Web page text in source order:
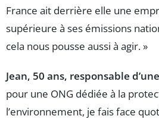
France ait derrière elle une
supérieure à ses émissions
cela nous pousse aussi à agir. »
Jean, 50 ans, responsable
pour une ONG dédiée à la
l’environnement, je fais face